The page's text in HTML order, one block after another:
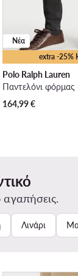
extra -25%
Νέα
Polo Ralph Lauren
164,99€
Λινάρι